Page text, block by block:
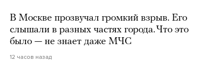
В Москве прозвучал громкий взрыв. Его
слышали в разных частях города. Что это
было — не знает даже МЧС
12 часов назад